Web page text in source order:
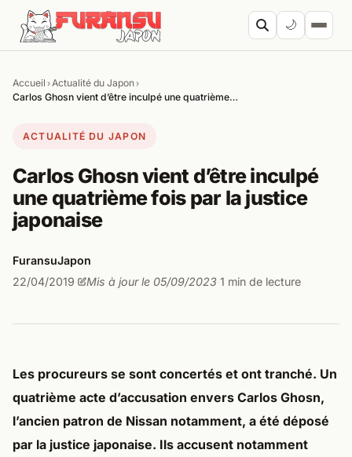
Aller au contenu
🌙
Accueil ›Actualité du Japon›
Carlos Ghosn vient d’être inculpé une quatrième…
ACTUALITÉ DU JAPON
Carlos Ghosn vient d’être inculpé
une quatrième fois par la justice
japonaise
FuransuJapon
22/04/2019· Mis à jour le 05/09/2023·1 min de lecture
Les procureurs se sont concertés et ont tranché. Un
quatrième acte d’accusation envers Carlos Ghosn,
l’ancien patron de Nissan notamment, a été déposé
par la justice japonaise. Ils accusent notamment